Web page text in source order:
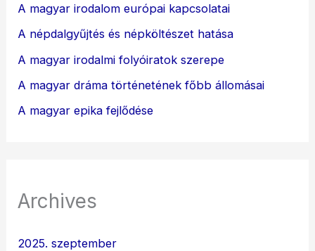
A magyar irodalom európai kapcsolatai
A népdalgyűjtés és népköltészet hatása
A magyar irodalmi folyóiratok szerepe
A magyar dráma történetének főbb állomásai
A magyar epika fejlődése
Archives
2025. szeptember